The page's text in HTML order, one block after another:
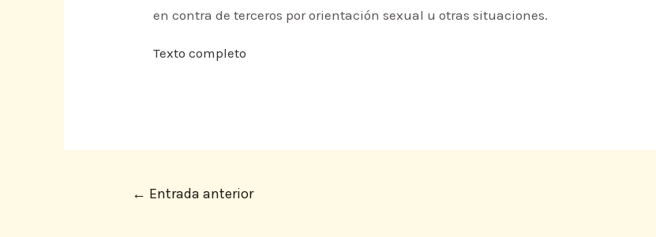
en contra de terceros por orientación sexual u otras situaciones.
Texto completo
← Entrada anterior